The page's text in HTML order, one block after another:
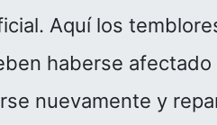
Aquí los
haberse
nuevamente y